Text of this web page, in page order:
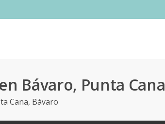
Bávaro, Punta Cana
Cana, Bávaro